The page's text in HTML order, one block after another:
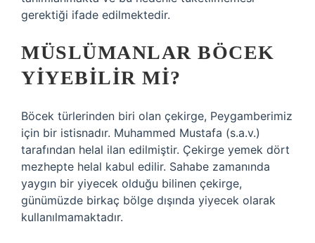
gerektiği ifade edilmektedir.
MÜSLÜMANLAR BÖCEK
YIYEBILIR MI?
Böcek türlerinden biri olan çekirge, Peygamberimiz
için bir istisnadır. Muhammed Mustafa (s.a.v.)
tarafından helal ilan edilmiştir. Çekirge yemek dört
mezhepte helal kabul edilir. Sahabe zamanında
yaygın bir yiyecek olduğu bilinen çekirge,
günümüzde birkaç bölge dışında yiyecek olarak
kullanılmamaktadır.